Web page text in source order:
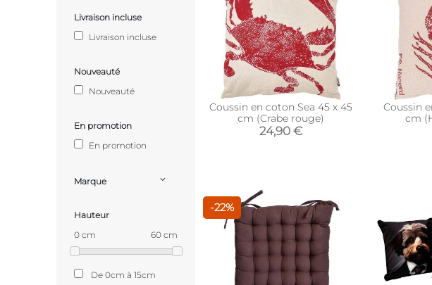
Livraison incluse
Livraison incluse
Nouveauté
Nouveauté
En promotion
En promotion
Marque
Hauteur
0 cm
60 cm
De 0cm à 15cm
Coussin en coton Sea 45 x 45
cm (Crabe rouge)
24,90 €
Coussin
cm
-22%